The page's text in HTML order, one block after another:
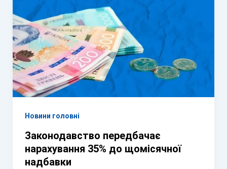
Новини головні
Законодавство передбачає
нарахування 35% до щомісячної
надбавки